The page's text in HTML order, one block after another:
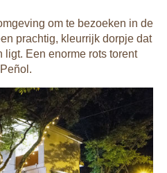
om te bezoeken in de
prachtig, kleurrijk dorpje dat
ligt. Een enorme rots torent